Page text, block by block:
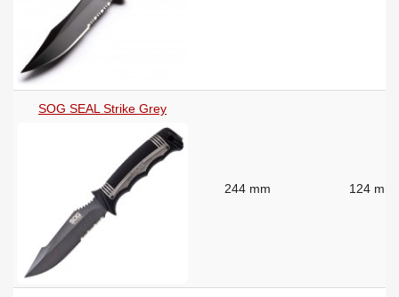
SOG SEAL Strike Grey
244 mm 124 mm